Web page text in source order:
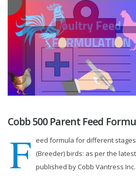
Cobb 500 Parent Feed
F
eed formula for different
(Breeder) birds: as per the
published by Cobb Vantress Inc.